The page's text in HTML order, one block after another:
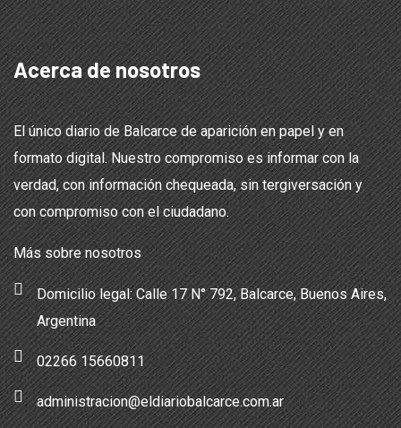
Acerca de nosotros
El único diario de Balcarce de aparición en papel y en
formato digital. Nuestro compromiso es informar con la
verdad, con información chequeada, sin tergiversación y
con compromiso con el ciudadano.
Más sobre nosotros
Domicilio legal: Calle 17 N° 792, Balcarce, Buenos Aires,
Argentina
02266 15660811
administracion@eldiariobalcarce.com.ar